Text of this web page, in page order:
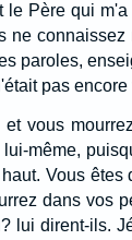
le Père qui
ne
paroles,
pas encore
vous
même,
Vous
dans vos
lui dirent-ils.